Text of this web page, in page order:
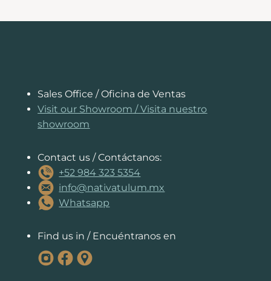
e
k
e ts e s
er
a l y
Sales Office / Oficina de Ventas
Visit our Showroom /Visita nuestro
showroom
Contact us / Contáctanos:
+52 984 323 5354
info@nativatulum.mx
Whatsapp
Find us in / Encuéntranos en